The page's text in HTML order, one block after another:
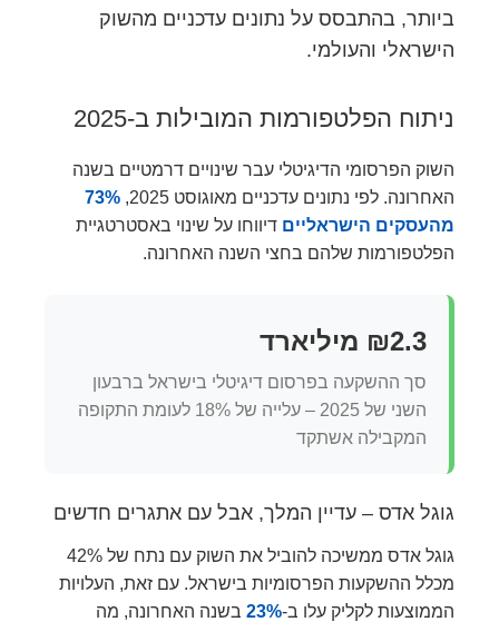
ביותר, בהתבסס על נתונים עדכניים מהשוק
הישראלי והעולמי.
ניתוח הפלטפורמות המובילות ב-2025
השוק הפרסומי הדיגיטלי עבר שינויים דרמטיים בשנה
האחרונה. לפי נתונים עדכניים מאוגוסט 2025,
73%
מהעסקים הישראליים דיווחו על שינוי באסטרטגיית
הפלטפורמות שלהם בחצי השנה האחרונה.
₪2.3 מיליארד
סך ההשקעה בפרסום דיגיטלי בישראל ברבעון
השני של 2025 – עלייה של 18% לעומת התקופה
המקבילה אשתקד
גוגל אדס – עדיין המלך, אבל עם אתגרים חדשים
גוגל אדס ממשיכה להוביל את השוק עם נתח של 42%
מכלל ההשקעות הפרסומיות בישראל. עם זאת, העלויות
הממוצעות לקליק עלו ב-23% בשנה האחרונה, מה